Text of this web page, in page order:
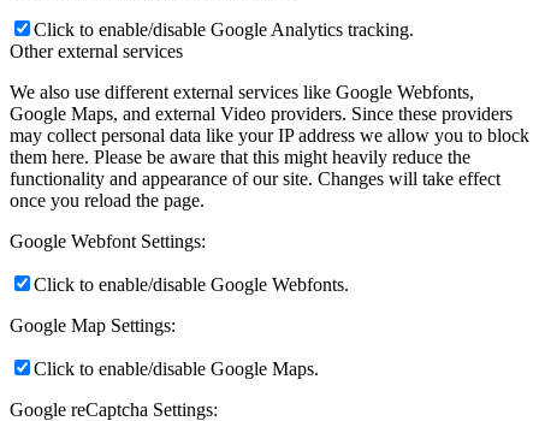
Click to enable/disable Google Analytics tracking.
Other external services
We also use different external services like Google Webfonts,
Google Maps, and external Video providers. Since these providers
may collect personal data like your IP address we allow you to block
them here. Please be aware that this might heavily reduce the
functionality and appearance of our site. Changes will take effect
once you reload the page.
Google Webfont Settings:
Click to enable/disable Google Webfonts.
Google Map Settings:
Click to enable/disable Google Maps.
Google reCaptcha Settings: